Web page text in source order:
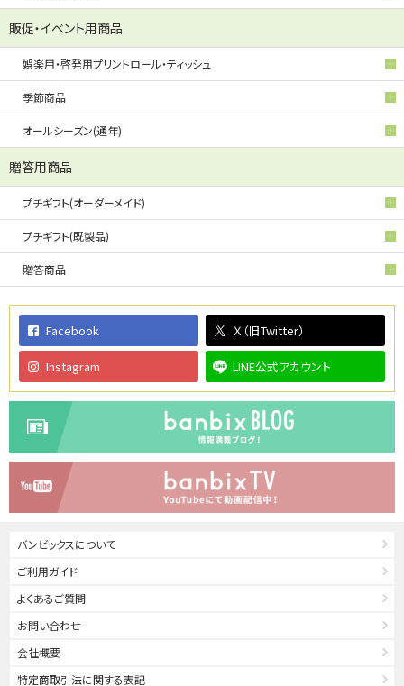
販促・イベント用商品
娯楽用・啓発用プリントロール・ティッシュ
季節商品
オールシーズン(通年)
贈答用商品
プチギフト(オーダーメイド)
プチギフト(既製品)
贈答商品
Facebook Ｘ（旧Twitter）
Instagram LINE公式アカウント
バンビックスについて
ご利用ガイド
よくあるご質問
お問い合わせ
会社概要
特定商取引法に関する表記